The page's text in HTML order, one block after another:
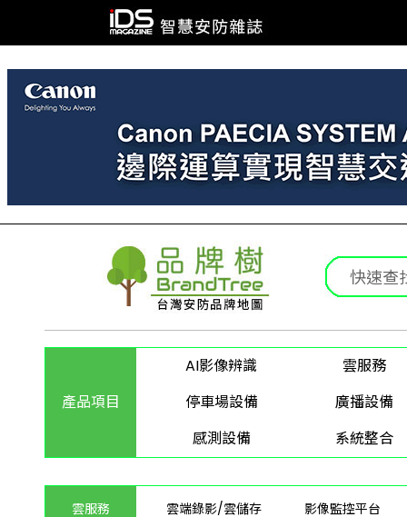
產品項目
AI影像辨識
雲服務
停車場設備
廣播設備
感測設備
系統整合
雲服務 雲端錄影/雲儲存 影像監控平台